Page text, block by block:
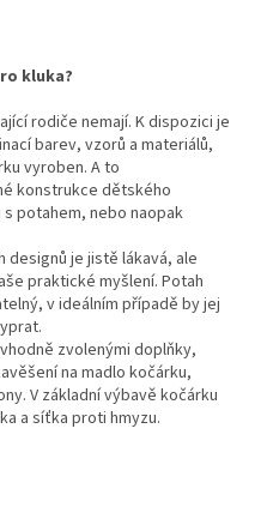
kluka?
rodiče nemají. K dispozici je
barev, vzorů a materiálů,
vyroben. A to
konstrukce dětského
potahem, nebo naopak
designů je jistě lákavá, ale
praktické myšlení. Potah
v ideálním případě by jej
zvolenými doplňky,
na madlo kočárku,
V základní výbavě kočárku
a síťka proti hmyzu.